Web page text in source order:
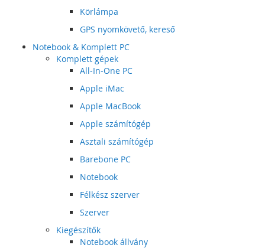
Körlámpa
GPS nyomkövető, kereső
Notebook & Komplett PC
Komplett gépek
All-In-One PC
Apple iMac
Apple MacBook
Apple számítógép
Asztali számítógép
Barebone PC
Notebook
Félkész szerver
Szerver
Kiegészítők
Notebook állvány